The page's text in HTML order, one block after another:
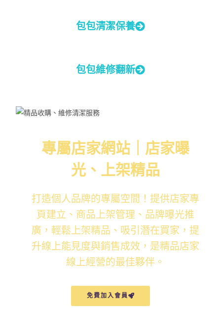
包包清潔保養
包包維修翻新
專屬店家網站｜店家曝
光、上架精品
打造個人品牌的專屬空間！提供店家專
頁建立、商品上架管理、品牌曝光推
廣，輕鬆上架精品、吸引潛在買家，提
升線上能見度與銷售成效，是精品店家
線上經營的最佳夥伴。
免費加入會員